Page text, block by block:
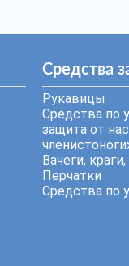
Средства
Рукавицы
Средства по
защита от
Вачеги,
Перчатки
Средства по